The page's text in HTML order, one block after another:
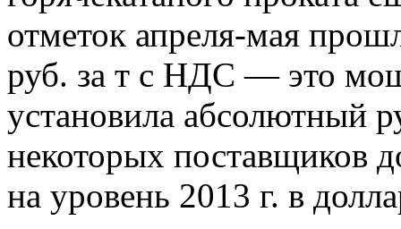
отметок апреля-мая
руб. за т с НДС — это
установила абсолютный
некоторых поставщиков
на уровень 2013 г. в